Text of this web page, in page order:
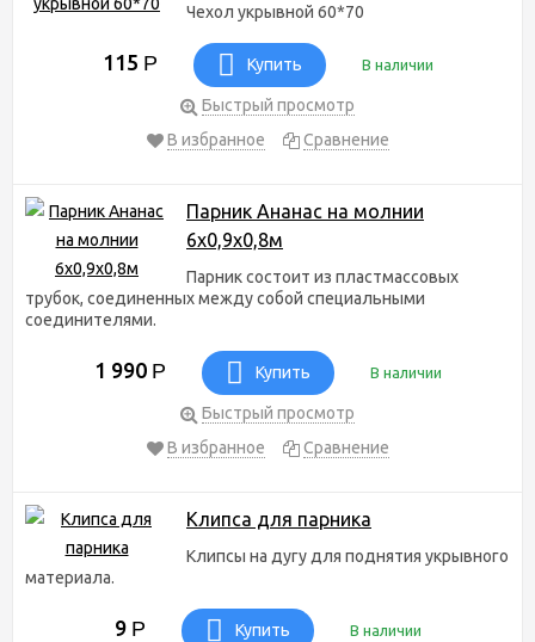
Чехол укрывной 60*70
115 Р Купить В наличии
Быстрый просмотр
В избранное
Сравнение
Парник Ананас на молнии
6х0,9х0,8м
Парник состоит из пластмассовых
трубок, соединенных между собой специальными
соединителями.
1 990 Р Купить В наличии
Быстрый просмотр
В избранное
Сравнение
Клипса для парника
Клипсы на дугу для поднятия укрывного
материала.
9 Р Купить В наличии